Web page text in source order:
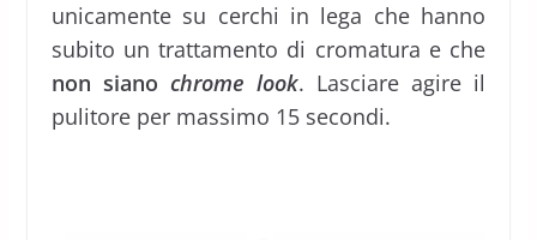
unicamente su cerchi in lega che hanno
subito un trattamento di cromatura e che
non siano chrome look. Lasciare agire il
pulitore per massimo 15 secondi.